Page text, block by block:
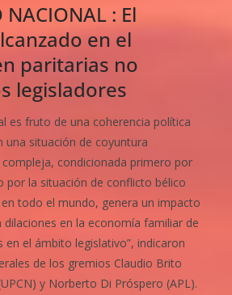
NACIONAL : El
en el
paritarias no
legisladores
es fruto de una coherencia política
una situación de coyuntura
condicionada primero por
por la situación de conflicto bélico
todo el mundo, genera un impacto
dilaciones en la economía familiar de
el ámbito legislativo”, indicaron
de los gremios Claudio Brito
y Norberto Di Próspero (APL).